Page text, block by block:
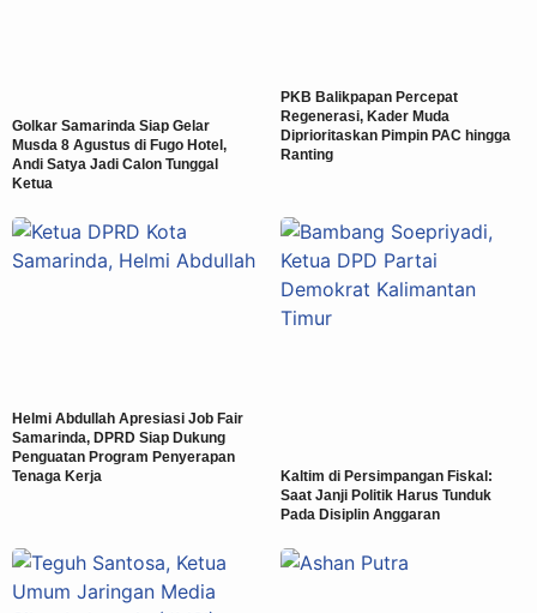
Golkar Samarinda Siap Gelar
Musda 8 Agustus di Fugo Hotel,
Andi Satya Jadi Calon Tunggal
Ketua
PKB Balikpapan Percepat
Regenerasi, Kader Muda
Diprioritaskan Pimpin PAC hingga
Ranting
Helmi Abdullah Apresiasi Job Fair
Samarinda, DPRD Siap Dukung
Penguatan Program Penyerapan
Tenaga Kerja
Kaltim di Persimpangan Fiskal:
Saat Janji Politik Harus Tunduk
Pada Disiplin Anggaran